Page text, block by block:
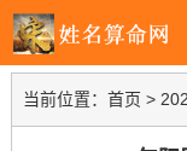
当前位置： 首页 >